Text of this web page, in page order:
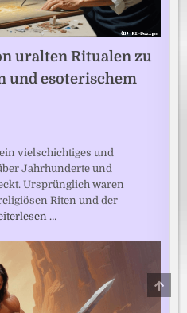
uralten Ritualen zu
und esoterischem
vielschichtiges und
Jahrhunderte und
Ursprünglich waren
Riten und der
…
TO